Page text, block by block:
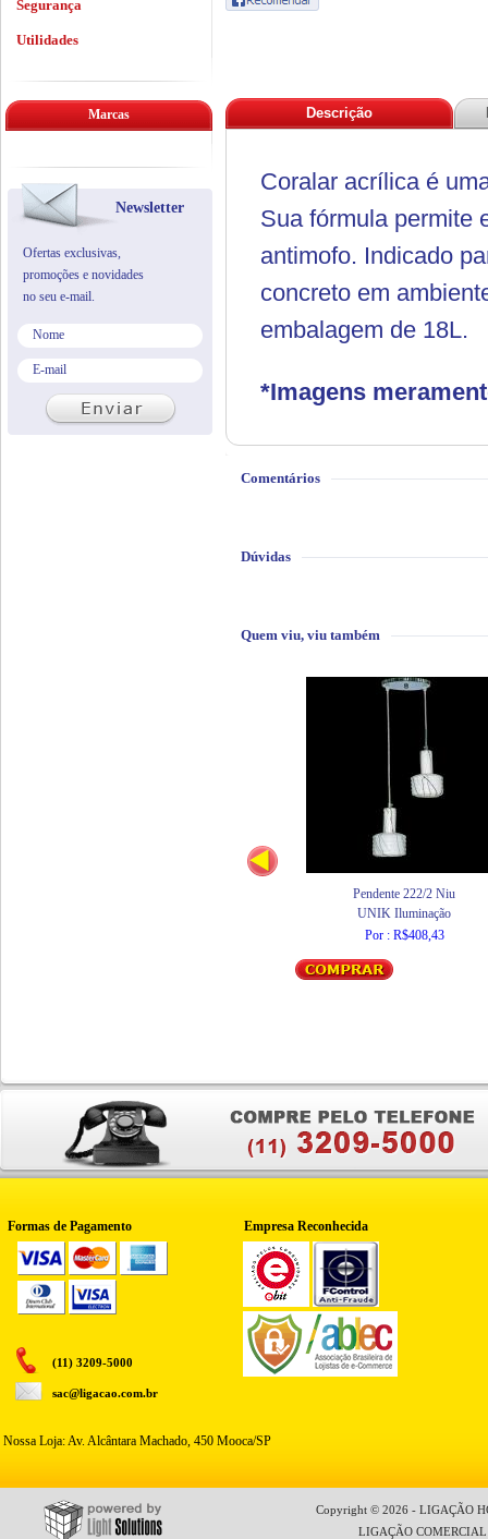
Descrição
Coralar acrílica é
Sua fórmula permite
antimofo. Indicado
concreto em
embalagem de 18L.
*Imagens
Comentários
Dúvidas
Quem viu, viu também
Pendente 222/2 Niu
UNIK Iluminação
Por : R$408,43
Segurança
Utilidades
Marcas
Newsletter
Ofertas exclusivas,
promoções e novidades
no seu e-mail.
Formas de Pagamento Empresa Reconhecida
(11) 3209-5000
sac@ligacao.com.br
Nossa Loja: Av. Alcântara Machado, 450 Mooca/SP
Copyright © 2026 - LIGAÇÃO
LIGAÇÃO